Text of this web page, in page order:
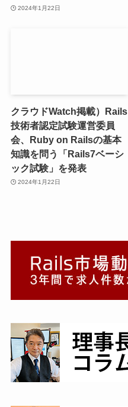
2024年1月22日
クラウドWatch掲載）Rails
技術者認定試験運営委員
会、Ruby on Railsの基本
知識を問う「Rails7ベーシ
ック試験」を発表
2024年1月22日